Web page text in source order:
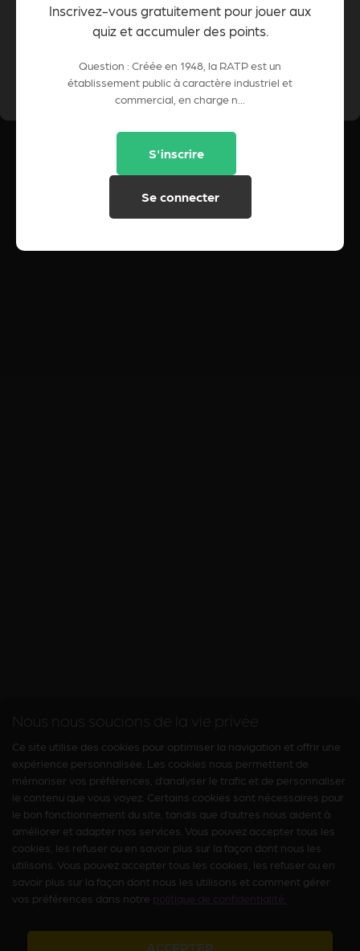
POINTS CUMULÉS :0 Pts
Inscrivez-vous gratuitement pour jouer aux
quiz et accumuler des points.
Question : Créée en 1948, la RATP est un
établissement public à caractère industriel et
commercial, en charge n...
S'inscrire
Se connecter
Nous nous soucions de la vie privée
Ce site utilise des cookies pour optimiser la navigation et offrir une
expérience personnalisée. Les cookies nous permettent de
mémoriser vos préférences, d’analyser le trafic et de personnaliser
le contenu que vous voyez. Certains cookies sont nécessaires pour
le bon fonctionnement du site, tandis que d’autres nous aident à
améliorer et adapter nos services. Vous pouvez accepter tous les
cookies, les refuser ou en savoir plus sur la façon dont nous les
utilisons. Vous pouvez accepter tous les cookies, les refuser ou en
savoir plus sur la façon dont nous les utilisons et comment gérer
vos préférences dans notre politique de confidentialité.
ACCEPTER